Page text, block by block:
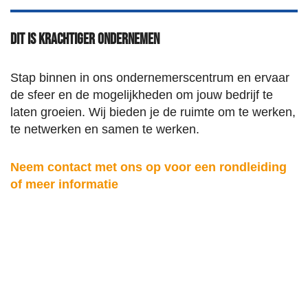
Dit is Krachtiger Ondernemen
Stap binnen in ons ondernemerscentrum en ervaar
de sfeer en de mogelijkheden om jouw bedrijf te
laten groeien. Wij bieden je de ruimte om te werken,
te netwerken en samen te werken.
Neem contact met ons op voor een rondleiding
of meer informatie